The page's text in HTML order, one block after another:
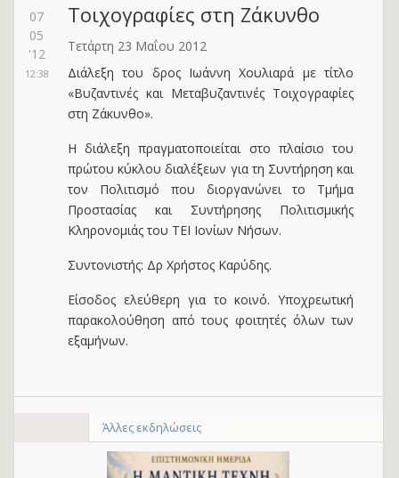
07
05
'12
12:38
Τοιχογραφίες στη Ζάκυνθο
Τετάρτη 23 Μαΐου 2012
Διάλεξη του δρος Ιωάννη Χουλιαρά με τίτλο
«Βυζαντινές και Μεταβυζαντινές Τοιχογραφίες
στη Ζάκυνθο».
Η διάλεξη πραγματοποιείται στο πλαίσιο του
πρώτου κύκλου διαλέξεων για τη Συντήρηση και
τον Πολιτισμό που διοργανώνει το Tμήμα
Προστασίας και Συντήρησης Πολιτισμικής
Κληρονομιάς του ΤΕΙ Ιονίων Νήσων.
Συντονιστής: Δρ Χρήστος Καρύδης.
Είσοδος ελεύθερη για το κοινό. Υποχρεωτική
παρακολούθηση από τους φοιτητές όλων των
εξαμήνων.
Άλλες εκδηλώσεις